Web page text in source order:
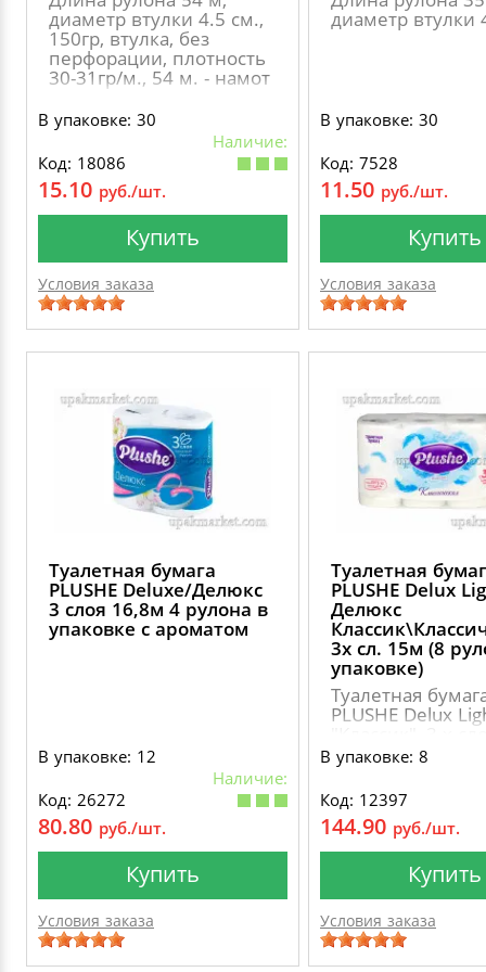
диаметр втулки 4.5 см.,
150гр, втулка, без
перфорации, плотность
30-31гр/м., 54 м. - намот
В упаковке: 30
Наличие:
Код: 18086
15.10 руб./шт.
Купить
Условия заказа
диаметр втулки
В упаковке: 30
Код: 7528
11.50 руб./шт.
Купить
Условия заказа
Туалетная бумага
PLUSHE Deluxе/Делюкс
3 слоя 16,8м 4 рулона в
упаковке с ароматом
В упаковке: 12
Наличие:
Код: 26272
80.80 руб./шт.
Купить
Условия заказа
Туалетная
PLUSHE Delux
Делюкс
3х сл. 15м (8
упаковке)
Туалетная
PLUSHE Delux
"Классик", 3-х
рулонов по 15
В упаковке: 8
Код: 12397
144.90 руб./шт.
Купить
Условия заказа